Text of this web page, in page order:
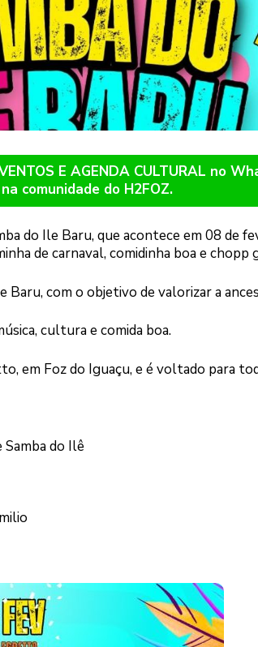
E AGENDA CULTURAL no
comunidade do H2FOZ.
do Ile Baru, que acontece em 08 de
de carnaval, comidinha boa e chopp
com o objetivo de valorizar a
cultura e comida boa.
em Foz do Iguaçu, e é voltado para
Samba do Ilê